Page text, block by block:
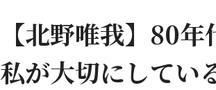
【北野唯我】80
私が大切にしてい